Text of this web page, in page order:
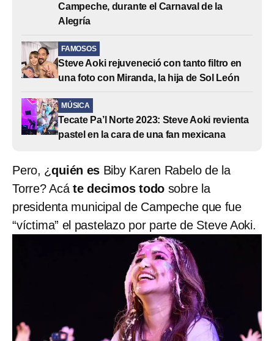
Campeche, durante el Carnaval de la
Alegría
FAMOSOS
Steve Aoki rejuveneció con tanto filtro en
una foto con Miranda, la hija de Sol León
MÚSICA
Tecate Pa’l Norte 2023: Steve Aoki revienta
pastel en la cara de una fan mexicana
Pero, ¿quién es Biby Karen Rabelo de la
Torre? Acá te decimos todo sobre la
presidenta municipal de Campeche que fue
“víctima” el pastelazo por parte de Steve Aoki.